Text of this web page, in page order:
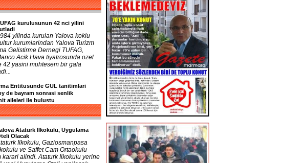
kurulusunun 42 nci yilini
yilinda kurulan Yalova koklu
kurumlarindan Yalova Turizm
Gelistirme Dernegi TUFAG,
Acik Hava tiyatrosunda ozel
42 yasini muhtesem bir gala
Entitusunde GUL tanitimlari
de bayram sonrasi senlik
aileleri ile bulustu
Ataturk Ilkokulu, Uygulama
Olacak
Ilkokulu, Gaziosmanpasa
ve Saffet Cam Ortaokulu
karari alindi. Ataturk Ilkokulu yerine